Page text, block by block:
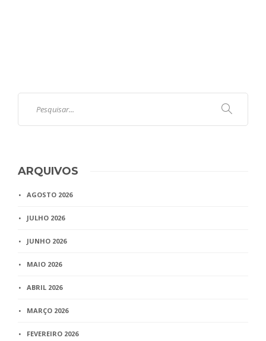
ARQUIVOS
AGOSTO 2026
JULHO 2026
JUNHO 2026
MAIO 2026
ABRIL 2026
MARÇO 2026
FEVEREIRO 2026